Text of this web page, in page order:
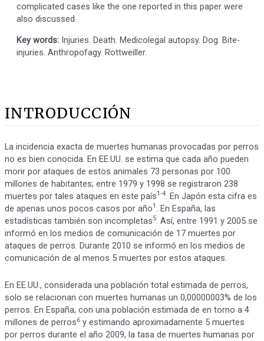
complicated cases like the one reported in this paper were
also discussed.
Key words:Injuries. Death. Medicolegal autopsy. Dog. Bite-
injuries. Anthropofagy. Rottweiller.
INTRODUCCIÓN
La incidencia exacta de muertes humanas provocadas por perros
no es bien conocida. En EE.UU. se estima que cada año pueden
morir por ataques de estos animales 73 personas por 100
millones de habitantes; entre 1979 y 1998 se registraron 238
muertes por tales ataques en este país1-4. En Japón esta cifra es
de apenas unos pocos casos por año1 . En España, las
estadísticas también son incompletas5. Así, entre 1991 y 2005 se
informó en los medios de comunicación de 17 muertes por
ataques de perros. Durante 2010 se informó en los medios de
comunicación de al menos 5 muertes por estos ataques.
En EE.UU., considerada una población total estimada de perros,
solo se relacionan con muertes humanas un 0,00000003% de los
perros. En España, con una población estimada de en torno a 4
millones de perros6y estimando aproximadamente 5 muertes
por perros durante el año 2009, la tasa de muertes humanas por